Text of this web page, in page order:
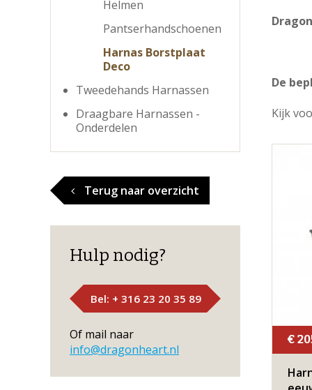
Helmen
Pantserhandschoenen
Harnas Borstplaat
Deco
Tweedehands Harnassen
Draagbare Harnassen -
Onderdelen
Terug naar overzicht
Hulp nodig?
Bel: + 316 23 20 35 89
Of mail naar
info@dragonheart.nl
De
Kijk
€